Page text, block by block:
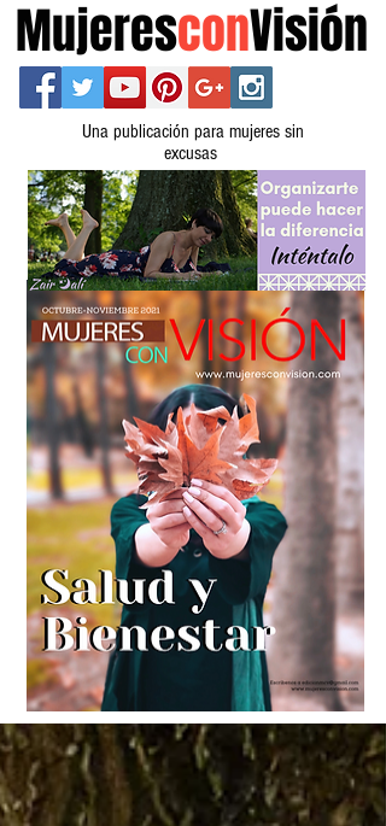
MujeresconVisión
Una publicación para mujeres sin
excusas